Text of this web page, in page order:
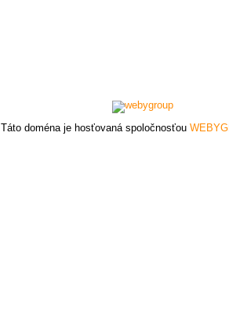
Táto doména je hosťovaná spoločnosťou